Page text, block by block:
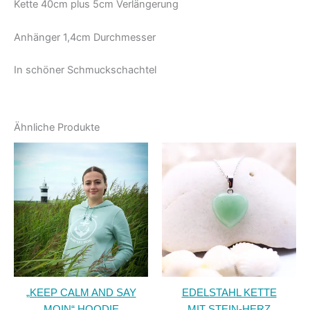
Kette 40cm plus 5cm Verlängerung
Anhänger 1,4cm Durchmesser
In schöner Schmuckschachtel
Ähnliche Produkte
„KEEP CALM AND SAY
EDELSTAHL KETTE